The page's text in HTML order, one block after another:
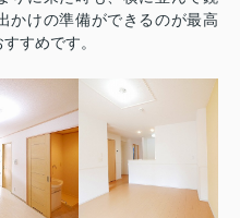
かけの準備ができるのが最高
すめです。